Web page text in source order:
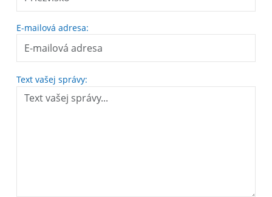
E-mailová adresa:
Text vašej správy: